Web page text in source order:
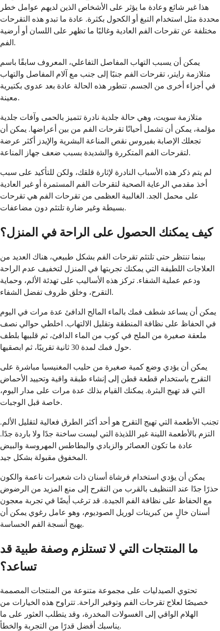
هذا غير شائع وعادة ما يؤثر على الأشخاص الذين لديهم عوامل خطر
محددة مثل استخدام التبغ أو الكحول بكثرة. عادة ما تبدو هذه التقرحات
مختلفة عن تقرحات الفم العادية وغالبًا ما تظهر على اللسان أو أرضية
الفم.
يمكن أن يسبب التهاب المفاصل التفاعلي، المعروف سابقًا باسم
متلازمة رايتر، تقرحات الفم جنبًا إلى جنب مع آلام المفاصل والتهاب
في أجزاء أخرى من الجسم. تتطور هذه الحالة عادة بعد عدوى بكتيرية
معينة.
متلازمة سويت، وهي حالة جلدية نادرة تتميز بالحمى وآفات جلدية
مؤلمة، يمكن أن تشمل أحيانًا تقرحات الفم من بين أعراضها. يمكن أن
تجعلك الإصابة بفيروس نقص المناعة البشرية والإيدز أكثر عرضة
لتقرحات الفم المتكررة والشديدة بسبب ضعف جهاز المناعة.
لم يتم ذكر هذه الأسباب النادرة لإثارة قلقك، ولكن للتأكيد على سبب
أخذ مقدمي الرعاية الصحية لتقرحات الفم المستمرة أو غير العادية
على محمل الجد. الغالبية العظمى من تقرحات الفم هي تقرحات
بسيطة وغير ضارة تلتئم دون مضاعفات.
كيف يمكنك الحصول على الراحة في المنزل؟
بينما تنتظر حتى تلتئم تقرحات الفم بشكل طبيعي، هناك العديد من
العلاجات اللطيفة التي يمكنك تجربتها في المنزل لتخفيف عدم الراحة
ودعم عملية الشفاء. تركز هذه الأساليب على تهدئة الألم، وحماية
التقرح، وخلق ظروف تفضل الشفاء.
يمكن أن يساعد شطف فمك بالماء المالح الدافئ عدة مرات في اليوم
في الحفاظ على نظافة المنطقة وتقليل الالتهاب. اخلطي حوالي نصف
ملعقة صغيرة من الملح في كوب من الماء الدافئ، ثم قلبيها بلطف
حول فمك لمدة 30 ثانية تقريبًا، ثم ابصقيها.
يمكن أن يؤدي وضع كمية صغيرة من حليب المغنيسيا مباشرة على
التقرح باستخدام قطعة قطن إلى إنشاء طبقة واقية وتحييد الأحماض
التي قد تهيج البثرة. يمكنك القيام بذلك عدة مرات على مدار اليوم،
خاصة قبل الوجبات.
تجنب الأطعمة التي تهيج التقرح هو أحد أكثر الطرق فعالية لتقليل الألم.
التزم بالأطعمة اللينة غير اللذيذة التي ليست ساخنة جدًا ولا باردة جدًا.
عادة ما تكون العصائر والزبادي والبطاطس المهروسة والبيض
المخفوق مقبولة بشكل جيد.
يمكن أن يؤدي استخدام فرشاة أسنان ذات شعيرات ناعمة والكون
حذرًا جدًا عند التنظيف بالقرب من التقرح إلى منع المزيد من الرضوض
مع الحفاظ على نظافة الفم الجيدة. قد ترغب أيضًا في تجربة معجون
أسنان خالٍ من كبريتات لوريل الصوديوم، وهو عامل رغوي يمكن أن
يهيج أنسجة الفم الحساسة.
ما المنتجات التي لا تستلزم وصفة طبية قد
تساعد؟
تحتوي الصيدليات على مجموعة متنوعة من المنتجات المصممة
خصيصًا لعلاج تقرحات الفم وتوفير الراحة. تتراوح هذه الخيارات من
الهلام الواقي إلى الغسولات المخدرة، وقد يتطلب العثور على ما
يناسبك أفضل قدرًا من التجربة والخطأ.